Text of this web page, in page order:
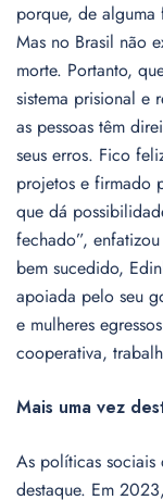
porque, de
Mas no Brasil não
morte. Portanto,
sistema prisional e
as pessoas têm
seus erros. Fico
projetos e firmado
que dá
fechado”,
bem sucedido,
apoiada pelo seu
e mulheres
cooperativa,
Mais uma vez
As políticas sociais
destaque. Em